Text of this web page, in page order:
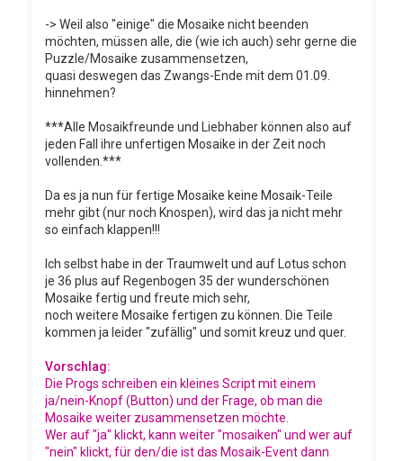
-> Weil also "einige" die Mosaike nicht beenden
möchten, müssen alle, die (wie ich auch) sehr gerne die
Puzzle/Mosaike zusammensetzen,
quasi deswegen das Zwangs-Ende mit dem 01.09.
hinnehmen?
***Alle Mosaikfreunde und Liebhaber können also auf
jeden Fall ihre unfertigen Mosaike in der Zeit noch
vollenden.***
Da es ja nun für fertige Mosaike keine Mosaik-Teile
mehr gibt (nur noch Knospen), wird das ja nicht mehr
so einfach klappen!!!
Ich selbst habe in der Traumwelt und auf Lotus schon
je 36 plus auf Regenbogen 35 der wunderschönen
Mosaike fertig und freute mich sehr,
noch weitere Mosaike fertigen zu können. Die Teile
kommen ja leider "zufällig" und somit kreuz und quer.
Vorschlag:
Die Progs schreiben ein kleines Script mit einem
ja/nein-Knopf (Button) und der Frage, ob man die
Mosaike weiter zusammensetzen möchte.
Wer auf "ja" klickt, kann weiter "mosaiken" und wer auf
"nein" klickt, für den/die ist das Mosaik-Event dann